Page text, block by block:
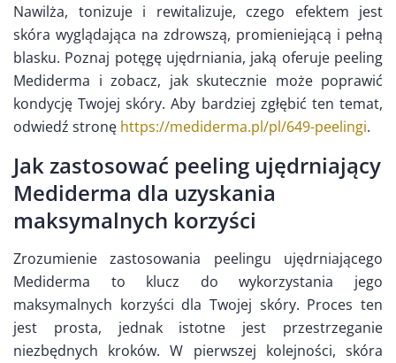
Nawilża, tonizuje i rewitalizuje, czego efektem jest
skóra wyglądająca na zdrowszą, promieniejącą i pełną
blasku. Poznaj potęgę ujędrniania, jaką oferuje peeling
Mediderma i zobacz, jak skutecznie może poprawić
kondycję Twojej skóry.Aby bardziej zgłębić ten temat,
odwiedź stronę https://mediderma.pl/pl/649-peelingi.
Jak zastosować peeling ujędrniający
Mediderma dla uzyskania
maksymalnych korzyści
Zrozumienie zastosowania peelingu ujędrniającego
Mediderma to klucz do wykorzystania jego
maksymalnych korzyści dla Twojej skóry. Proces ten
jest prosta, jednak istotne jest przestrzeganie
niezbędnych kroków. W pierwszej kolejności, skóra